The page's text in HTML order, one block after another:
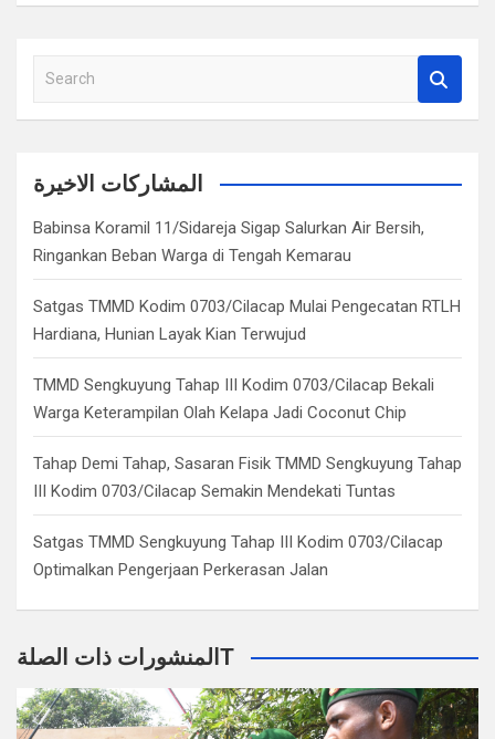
a
c
المشاركات الاخيرة
Babinsa Koramil 11/Sidareja Sigap Salurkan Air Bersih,
Ringankan Beban Warga di Tengah Kemarau
Satgas TMMD Kodim 0703/Cilacap Mulai Pengecatan RTLH
Hardiana, Hunian Layak Kian Terwujud
TMMD Sengkuyung Tahap III Kodim 0703/Cilacap Bekali
Warga Keterampilan Olah Kelapa Jadi Coconut Chip
Tahap Demi Tahap, Sasaran Fisik TMMD Sengkuyung Tahap
III Kodim 0703/Cilacap Semakin Mendekati Tuntas
Satgas TMMD Sengkuyung Tahap III Kodim 0703/Cilacap
Optimalkan Pengerjaan Perkerasan Jalan
المنشورات ذات الصلةT